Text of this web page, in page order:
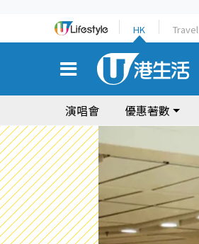
HK Travel
演唱會 優惠著數